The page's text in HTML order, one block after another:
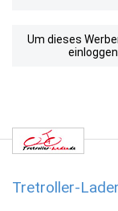
Um dieses
Tretroller-